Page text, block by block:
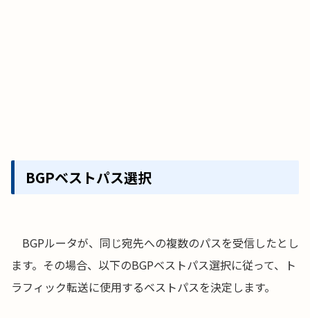
BGPベストパス選択
BGPルータが、同じ宛先への複数のパスを受信したとし
ます。その場合、以下のBGPベストパス選択に従って、ト
ラフィック転送に使用するベストパスを決定します。